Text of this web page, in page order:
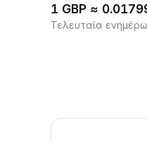
1 GBP ≈
Τελευταία